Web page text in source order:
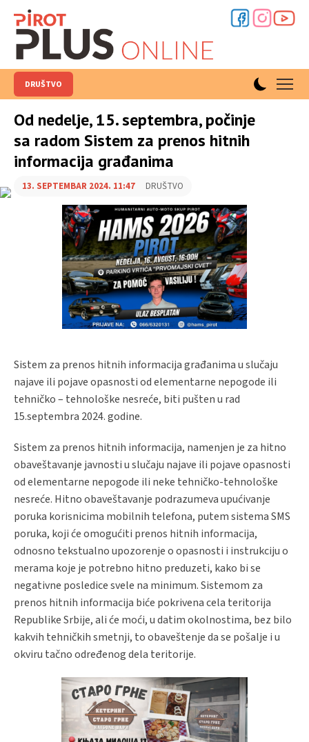
DRUŠTVO
Od nedelje, 15. septembra, počinje
sa radom Sistem za prenos hitnih
informacija građanima
13. SEPTEMBAR 2024. 11:47 DRUŠTVO
Sistem za prenos hitnih informacija građanima u slučaju
najave ili pojave opasnosti od elementarne nepogode ili
tehničko – tehnološke nesreće, biti pušten u rad
15.septembra 2024. godine.
Sistem za prenos hitnih informacija, namenjen je za hitno
obaveštavanje javnosti u slučaju najave ili pojave opasnosti
od elementarne nepogode ili neke tehničko-tehnološke
nesreće. Hitno obaveštavanje podrazumeva upućivanje
poruka korisnicima mobilnih telefona, putem sistema SMS
poruka, koji će omogućiti prenos hitnih informacija,
odnosno tekstualno upozorenje o opasnosti i instrukciju o
merama koje je potrebno hitno preduzeti, kako bi se
negativne posledice svele na minimum. Sistemom za
prenos hitnih informacija biće pokrivena cela teritorija
Republike Srbije, ali će moći, u datim okolnostima, bez bilo
kakvih tehničkih smetnji, to obaveštenje da se pošalje i u
okviru tačno određenog dela teritorije.